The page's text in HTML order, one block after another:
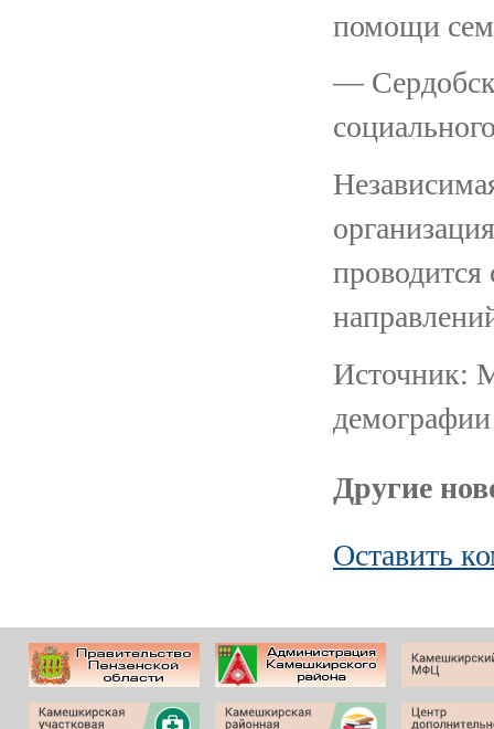
помощи
—
Источник:
Другие
Оставить